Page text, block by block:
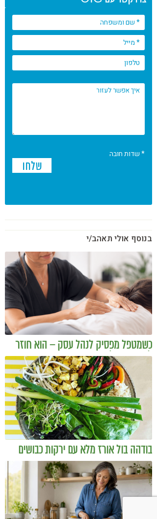
* שדות חובה
בנוסף אולי תאהב/י
כשמטפל מפסיק לנהל עסק – הוא חוזר
להיות מטפל
בודהה בול אורז מלא עם ירקות כבושים
ומקושקשת טופו